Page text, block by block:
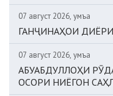
07 август 2026, Ҷумъа
ГАНҶИНАҲОИ
07 август 2026, Ҷумъа
АБУАБДУЛЛОҲИ
ОСОРИ НИЁГОН